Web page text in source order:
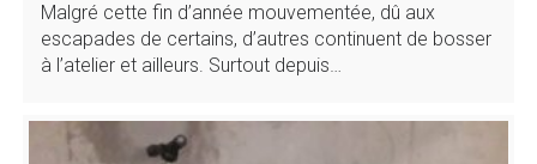
Malgré cette fin d’année mouvementée, dû aux
escapades de certains, d’autres continuent de bosser
à l’atelier et ailleurs. Surtout depuis…